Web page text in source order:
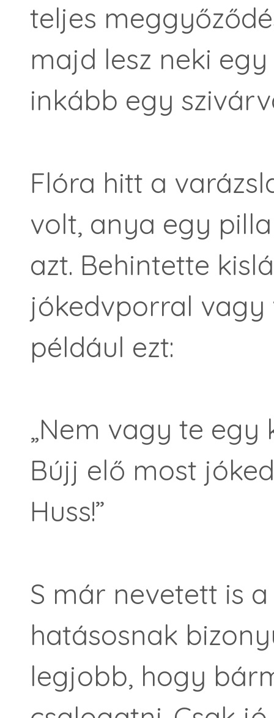
teljes
majd lesz neki
inkább egy
Flóra hitt a
volt, anya egy
azt. Behintette
jókedvporral
például ezt:
„Nem vagy te egy
Bújj elő most
Huss!”
S már nevetett is
hatásosnak
legjobb, hogy